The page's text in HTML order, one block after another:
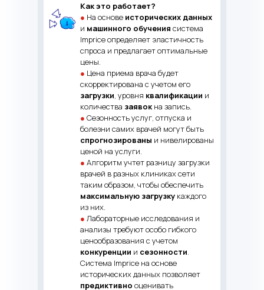
Как это работает?
● На основе исторических данных
и машинного обучения система
Imprice определяет эластичность
спроса и предлагает оптимальные
цены.
● Цена приема врача будет
скорректирована с учетом его
загрузки, уровня квалификации и
количества заявокна запись.
● Сезонность услуг, отпуска и
болезни самих врачей могут быть
спрогнозированы и нивелированы
ценой на услуги.
● Алгоритм учтет разницу загрузки
врачей в разных клиниках сети
таким образом, чтобы обеспечить
максимальную загрузку каждого
из них.
● Лабораторные исследования и
анализы требуют особо гибкого
ценообразования с учетом
конкуренции и сезонности.
Система Imprice на основе
исторических данных позволяет
предиктивно оценивать